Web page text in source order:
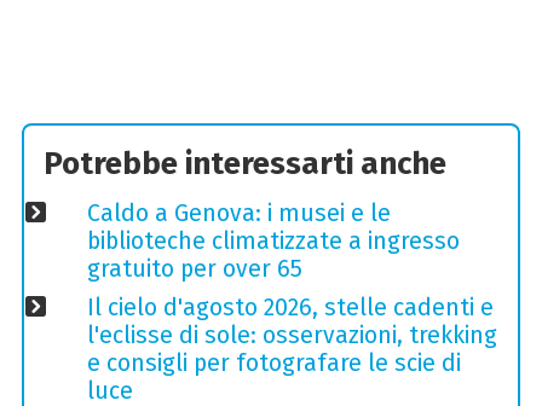
Potrebbe interessarti anche
Caldo a Genova: i musei e le
biblioteche climatizzate a ingresso
gratuito per over 65
Il cielo d'agosto 2026, stelle cadenti e
l'eclisse di sole: osservazioni, trekking
e consigli per fotografare le scie di
luce